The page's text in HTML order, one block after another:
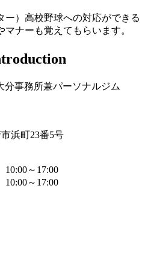
ー）高校野球への対応ができる
ナーも覚えてもらいます。
分事務所兼パーソナルジム
浜町23番5号
～17:00
～17:00